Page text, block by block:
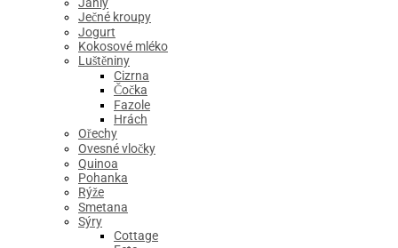
Ječné kroupy
Jogurt
Kokosové mléko
Luštěniny
Cizrna
Čočka
Fazole
Hrách
Ořechy
Ovesné vločky
Quinoa
Pohanka
Rýže
Smetana
Sýry
Cottage